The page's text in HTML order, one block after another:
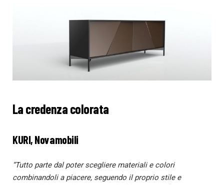
La credenza colorata
KURI, Novamobili
“Tutto parte dal poter scegliere materiali e colori
combinandoli a piacere, seguendo il proprio stile e